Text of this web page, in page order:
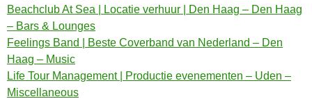
Beachclub At Sea | Locatie verhuur | Den Haag – Den Haag
– Bars & Lounges
Feelings Band | Beste Coverband van Nederland – Den
Haag – Music
Life Tour Management | Productie evenementen – Uden –
Miscellaneous